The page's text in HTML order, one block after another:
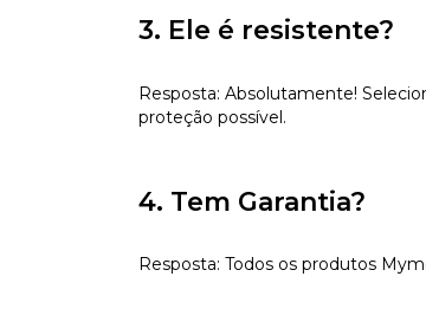
3. Ele é resistente?
Resposta: Absolutamente!
proteção possível.
4. Tem Garantia?
Resposta: Todos os produtos